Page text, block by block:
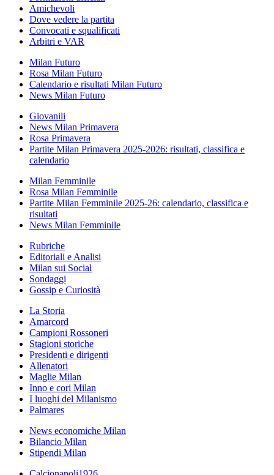
Amichevoli
Dove vedere la partita
Convocati e squalificati
Arbitri e VAR
Milan Futuro
Rosa Milan Futuro
Calendario e risultati Milan Futuro
News Milan Futuro
Giovanili
News Milan Primavera
Rosa Primavera
Partite Milan Primavera 2025-2026: risultati, classifica e
calendario
Milan Femminile
Rosa Milan Femminile
Partite Milan Femminile 2025-26: calendario, classifica e
risultati
News Milan Femminile
Rubriche
Editoriali e Analisi
Milan sui Social
Sondaggi
Gossip e Curiosità
La Storia
Amarcord
Campioni Rossoneri
Stagioni storiche
Presidenti e dirigenti
Allenatori
Maglie Milan
Inno e cori Milan
I luoghi del Milanismo
Palmares
News economiche Milan
Bilancio Milan
Stipendi Milan